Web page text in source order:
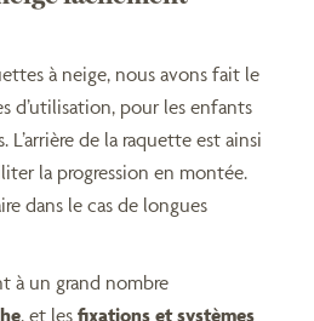
à neige, nous avons fait le
d’utilisation, pour les enfants
de la raquette est ainsi
la progression en montée.
dans le cas de longues
à un grand nombre
, et lesfixations et systèmes